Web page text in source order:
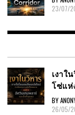
23/07/
เงาใ
โซ่แห่
BY
26/05/